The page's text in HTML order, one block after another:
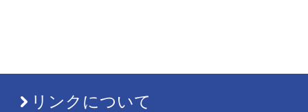
リンクについて